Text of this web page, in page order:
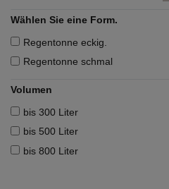
Wählen Sie eine Form.
Regentonne eckig.
Regentonne schmal
Volumen
bis 300 Liter
bis 500 Liter
bis 800 Liter